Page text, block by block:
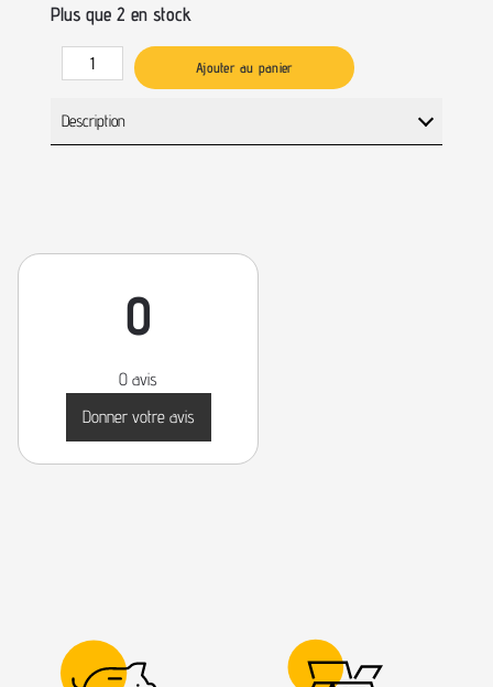
Plus que 2 en stock
Ajouter au panier
Description
0
0 avis
Donner votre avis